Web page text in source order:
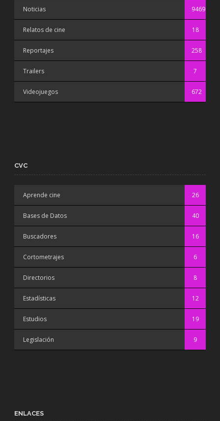
Noticias 9469
Relatos de cine 18
Reportajes 258
Trailers 7
Videojuegos 672
CVC
Aprende cine 26
Bases de Datos 40
Buscadores 16
Cortometrajes 6
Directorios 8
Estadísticas 12
Estudios 19
Legislación 9
ENLACES